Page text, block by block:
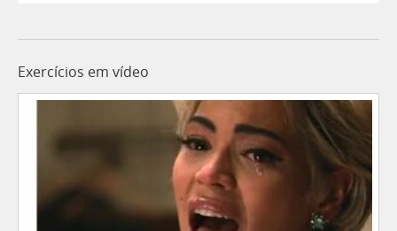
Exercícios em vídeo